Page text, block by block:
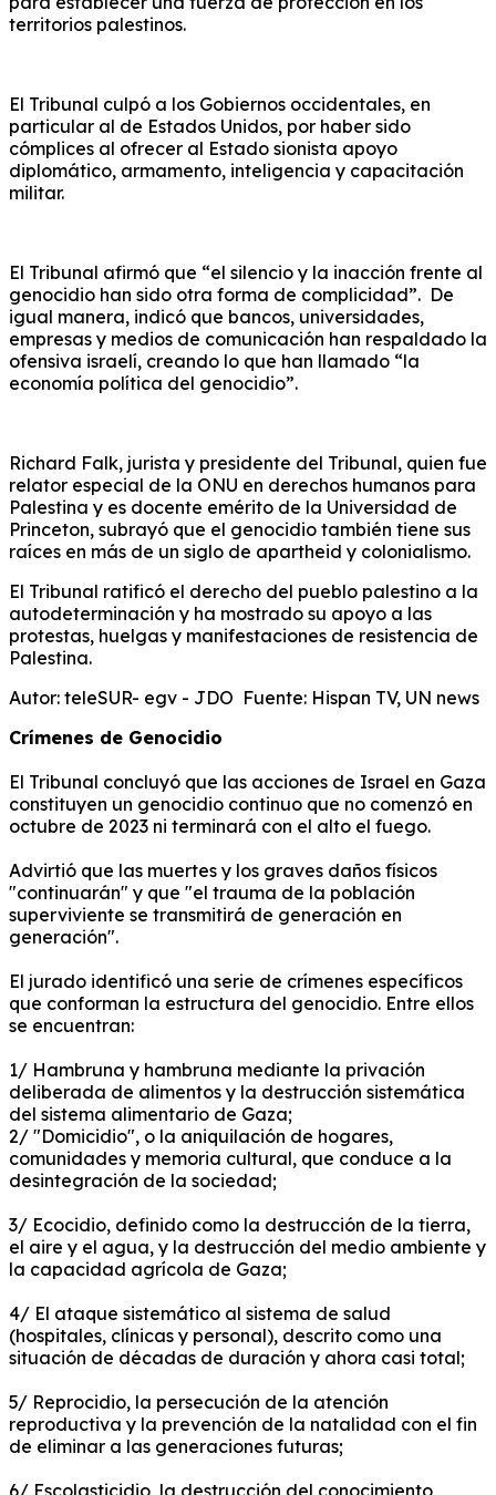
territorios palestinos.
El Tribunal culpó a los Gobiernos occidentales, en
particular al de Estados Unidos, por haber sido
cómplices al ofrecer al Estado sionista apoyo
diplomático, armamento, inteligencia y capacitación
militar.
El Tribunal afirmó que “el silencio y la inacción frente al
genocidio han sido otra forma de complicidad”. De
igual manera, indicó que bancos, universidades,
empresas y medios de comunicación han respaldado la
ofensiva israelí, creando lo que han llamado “la
economía política del genocidio”.
Richard Falk, jurista y presidente del Tribunal, quien fue
relator especial de la ONU en derechos humanos para
Palestina y es docente emérito de la Universidad de
Princeton, subrayó que el genocidio también tiene sus
raíces en más de un siglo de apartheid y colonialismo.
El Tribunal ratificó el derecho del pueblo palestino a la
autodeterminación y ha mostrado su apoyo a las
protestas, huelgas y manifestaciones de resistencia de
Palestina.
Autor: teleSUR- egv - JDO Fuente: Hispan TV, UN news
Crímenes de Genocidio
El Tribunal concluyó que las acciones de Israel en Gaza
constituyen un genocidio continuo que no comenzó en
octubre de 2023 ni terminará con el alto el fuego.
Advirtió que las muertes y los graves daños físicos
"continuarán" y que "el trauma de la población
superviviente se transmitirá de generación en
generación".
El jurado identificó una serie de crímenes específicos
que conforman la estructura del genocidio. Entre ellos
se encuentran:
1/ Hambruna y hambruna mediante la privación
deliberada de alimentos y la destrucción sistemática
del sistema alimentario de Gaza;
2/ "Domicidio", o la aniquilación de hogares,
comunidades y memoria cultural, que conduce a la
desintegración de la sociedad;
3/ Ecocidio, definido como la destrucción de la tierra,
el aire y el agua, y la destrucción del medio ambiente y
la capacidad agrícola de Gaza;
4/ El ataque sistemático al sistema de salud
(hospitales, clínicas y personal), descrito como una
situación de décadas de duración y ahora casi total;
5/ Reprocidio, la persecución de la atención
reproductiva y la prevención de la natalidad con el fin
de eliminar a las generaciones futuras;
6/ Escolasticidio, la destrucción del conocimiento